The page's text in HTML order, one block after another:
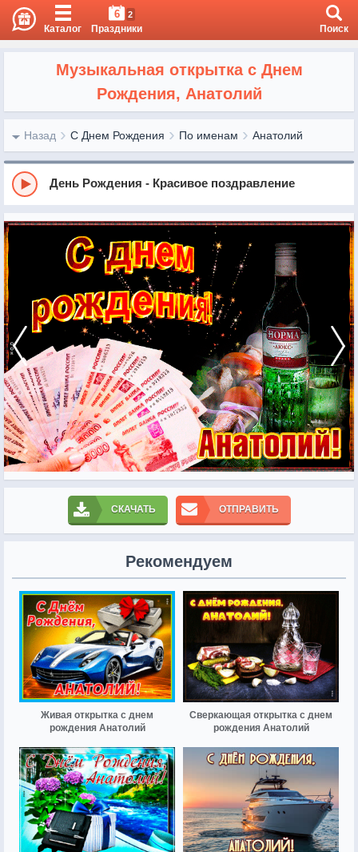
Каталог
6 2
Праздники Поиск
Музыкальная открытка с Днем
Рождения, Анатолий
Назад С Днем Рождения По именам Анатолий
День Рождения - Красивое поздравление
СКАЧАТЬ ОТПРАВИТЬ
Рекомендуем
Живая открытка с днем
рождения Анатолий
Сверкающая открытка с днем
рождения Анатолий